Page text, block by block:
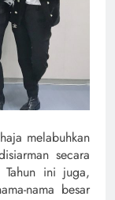
melabuhkan
secara
ini juga,
nama besar